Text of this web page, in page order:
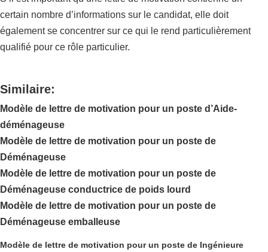
certain nombre d’informations sur le candidat, elle doit
également se concentrer sur ce qui le rend particulièrement
qualifié pour ce rôle particulier.
Similaire:
Modèle de lettre de motivation pour un poste d’Aide-
déménageuse
Modèle de lettre de motivation pour un poste de
Déménageuse
Modèle de lettre de motivation pour un poste de
Déménageuse conductrice de poids lourd
Modèle de lettre de motivation pour un poste de
Déménageuse emballeuse
Modèle de lettre de motivation pour un poste de Ingénieure